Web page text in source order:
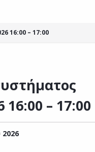
16:00 – 17:00
– 17:00